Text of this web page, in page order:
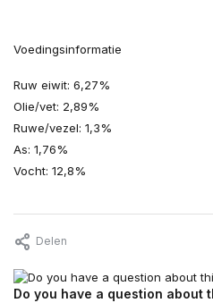
Voedingsinformatie
Ruw eiwit: 6,27%
Olie/vet: 2,89%
Ruwe/vezel: 1,3%
As: 1,76%
Vocht: 12,8%
Delen
Do you have a question about